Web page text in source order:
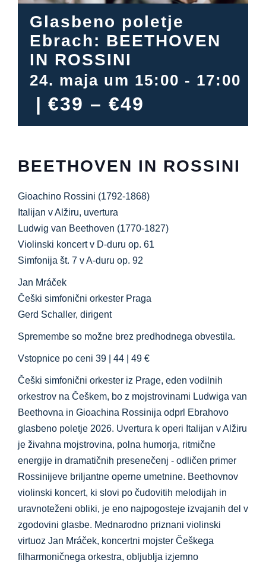
Informacijsko središče
Prenosi
Kraj učenja
Kulinarična dediščina
Enostaven jezik
Slovenščina
Glasbeno poletje
Ebrach: BEETHOVEN
IN ROSSINI
24. maja um 15:00 - 17:00
| €39 – €49
BEETHOVEN IN ROSSINI
Gioachino Rossini (1792-1868)
Italijan v Alžiru, uvertura
Ludwig van Beethoven (1770-1827)
Violinski koncert v D-duru op. 61
Simfonija št. 7 v A-duru op. 92
Jan Mráček
Češki simfonični orkester Praga
Gerd Schaller, dirigent
Spremembe so možne brez predhodnega obvestila.
Vstopnice po ceni 39 | 44 | 49 €
Češki simfonični orkester iz Prage, eden vodilnih
orkestrov na Češkem, bo z mojstrovinami Ludwiga van
Beethovna in Gioachina Rossinija odprl Ebrahovo
glasbeno poletje 2026. Uvertura k operi Italijan v Alžiru
je živahna mojstrovina, polna humorja, ritmične
energije in dramatičnih presenečenj - odličen primer
Rossinijeve briljantne operne umetnine. Beethovnov
violinski koncert, ki slovi po čudovitih melodijah in
uravnoteženi obliki, je eno najpogosteje izvajanih del v
zgodovini glasbe. Mednarodno priznani violinski
virtuoz Jan Mráček, koncertni mojster Češkega
filharmoničnega orkestra, obljublja izjemno